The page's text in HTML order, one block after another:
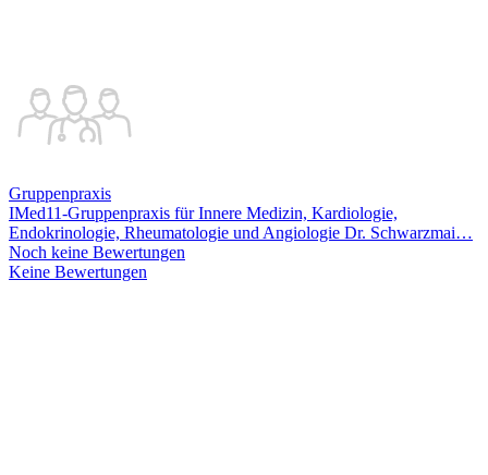
Gruppenpraxis
IMed11-Gruppenpraxis für Innere Medizin, Kardiologie,
Endokrinologie, Rheumatologie und Angiologie Dr. Schwarzmai…
Noch keine Bewertungen
Keine Bewertungen